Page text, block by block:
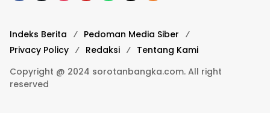
Indeks Berita
Pedoman Media Siber
Privacy Policy
Redaksi
Tentang Kami
Copyright @ 2024 sorotanbangka.com. All right
reserved